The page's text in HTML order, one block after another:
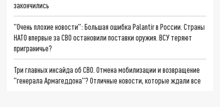
закончились
"Очень плохие новости": Большая ошибка Palantir в России. Страны
НАТО впервые за СВО остановили поставки оружия. ВСУ теряют
приграничье?
Три главных инсайда об СВО. Отмена мобилизации и возвращение
"генерала Армагеддона"? Отличные новости, которые ждали все